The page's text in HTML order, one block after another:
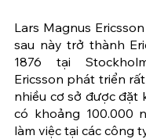
Lars Magnus
sau này trở thành
1876 tại
Ericsson phát triển
nhiều cơ sở được đặt
có khoảng 100.000
làm việc tại các công